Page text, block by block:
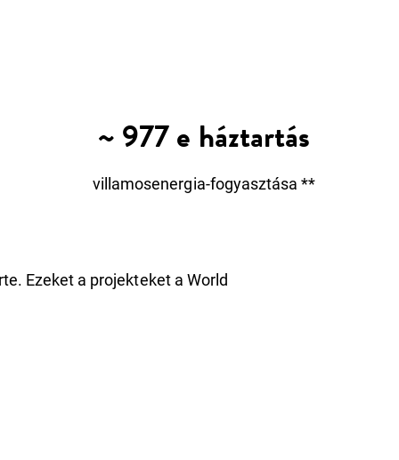
~ 977 e háztartás
villamosenergia‑fogyasztása **
Ezeket a projekteket a World